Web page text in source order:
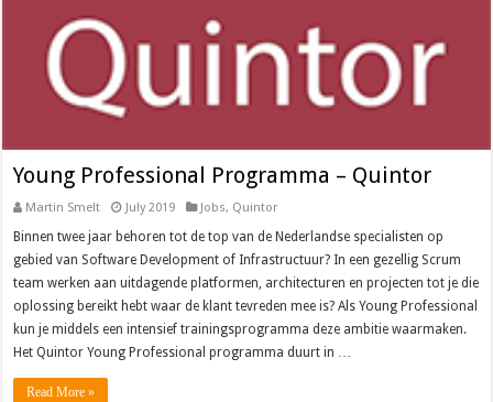
Young Professional Programma – Quintor
Martin Smelt July 2019 Jobs, Quintor
Binnen twee jaar behoren tot de top van de Nederlandse specialisten op
gebied van Software Development of Infrastructuur? In een gezellig Scrum
team werken aan uitdagende platformen, architecturen en projecten tot je die
oplossing bereikt hebt waar de klant tevreden mee is? Als Young Professional
kun je middels een intensief trainingsprogramma deze ambitie waarmaken.
Het Quintor Young Professional programma duurt in …
Read More »